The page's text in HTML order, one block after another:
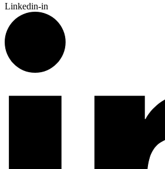
Linkedin-in